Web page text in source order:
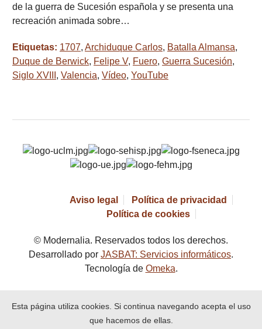
de la guerra de Sucesión española y se presenta una
recreación animada sobre…
Etiquetas: 1707, Archiduque Carlos, Batalla Almansa,
Duque de Berwick, Felipe V, Fuero, Guerra Sucesión,
Siglo XVIII , Valencia, Vídeo, YouTube
Aviso legal
Política de privacidad
Política de cookies
© Modernalia. Reservados todos los derechos.
Desarrollado por JASBAT: Servicios informáticos.
Tecnología de Omeka.
Esta página utiliza cookies. Si continua navegando acepta el uso
que hacemos de ellas.